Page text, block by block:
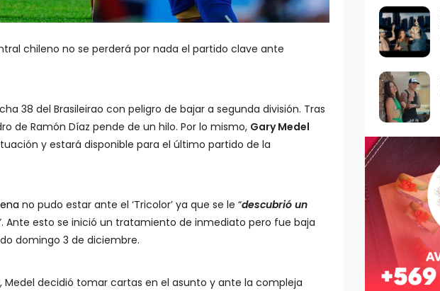
chileno no se perderá por nada el partido clave ante
38 del Brasileirao con peligro de bajar a segunda división. Tras
de Ramón Díaz pende de un hilo. Por lo mismo, Gary Medel
y estará disponible para el último partido de la
no pudo estar ante el ‘Tricolor’ ya que se le “descubrió un
Ante esto se inició un tratamiento de inmediato pero fue baja
domingo 3 de diciembre.
Medel decidió tomar cartas en el asunto y ante la compleja